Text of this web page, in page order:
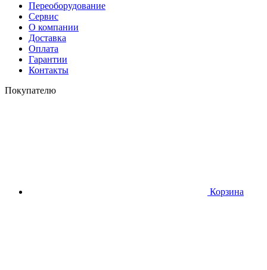
Переоборудование
Сервис
О компании
Доставка
Оплата
Гарантии
Контакты
Покупателю
Корзина